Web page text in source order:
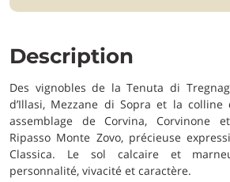
Description
Des vignobles de la Tenuta di
d’Illasi, Mezzane di Sopra et la colline
assemblage de Corvina, Corvinone
Ripasso Monte Zovo, précieuse
Classica. Le sol calcaire et
personnalité, vivacité et caractère.